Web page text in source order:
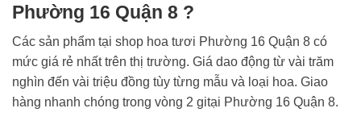
Phường 16 Quận 8 ?
Các sản phẩm tại shop hoa tươi Phường 16 Quận 8 có
mức giá rẻ nhất trên thị trường. Giá dao động từ vài trăm
nghìn đến vài triệu đồng tùy từng mẫu và loại hoa. Giao
hàng nhanh chóng trong vòng 2 gitại Phường 16 Quận 8.